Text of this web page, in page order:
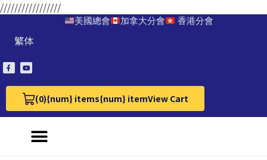
/////////////////
美國總會 加拿大分會 香港分會
繁体
(0)
View Cart 0{num} items{num} itemView Cart